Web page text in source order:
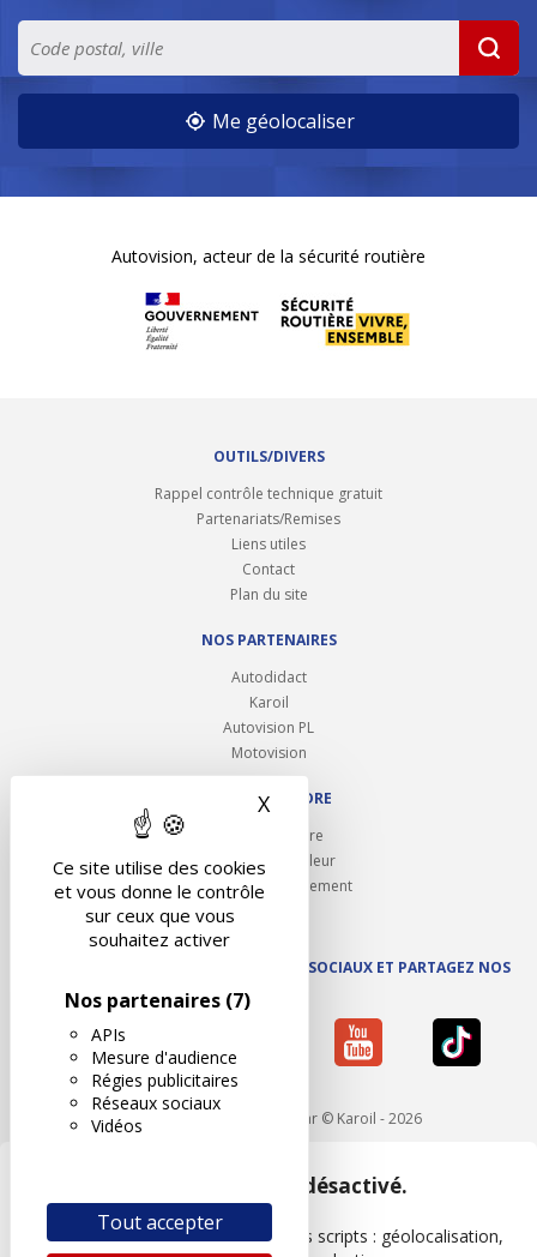
Ce site utilise des cookies
et vous donne le contrôle
sur ceux que vous
souhaitez activer
Nos partenaires (7)
APIs
Mesure d'audience
Régies publicitaires
Réseaux sociaux
Vidéos
Tout accepter
X Masquer le bandeau des
Me géolocaliser
Autovision, acteur de la sécurité routière
OUTILS/DIVERS
Rappel contrôle technique gratuit
Partenariats/Remises
Liens utiles
Contact
Plan du site
NOS PARTENAIRES
Autodidact
Karoil
Autovision PL
Motovision
NOUS REJOINDRE
Ouvrir un centre
Devenez contrôleur
Carrières et recrutement
SUIVEZ AUTOVISION SUR LES RÉSEAUX SOCIAUX ET PARTAGEZ NOS
ACTUS
Mentions légales - Réalisé par © Karoil - 2026
Google Maps est désactivé.
Les APIs permettent de charger des scripts : géolocalisation,